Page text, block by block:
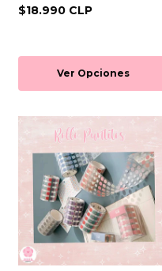
$18.990 CLP
Ver Opciones